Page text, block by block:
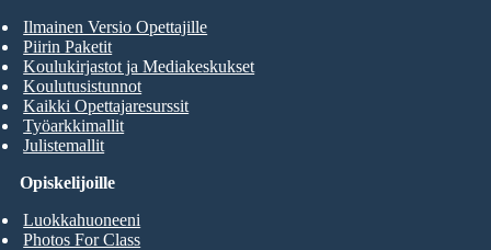
Opiskelijoille
Luokkahuoneeni
Photos For Class
Ilmainen Versio Opettajille
Piirin Paketit
Koulukirjastot ja Mediakeskukset
Koulutusistunnot
Kaikki Opettajaresurssit
Työarkkimallit
Julistemallit